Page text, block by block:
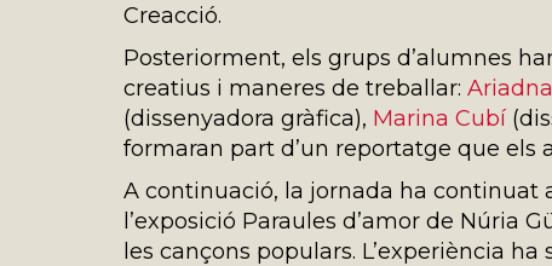
Creacció.
Posteriorment, els grups d’alumnes
creatius i maneres de treballar:
(dissenyadora gràfica), Marina Cubí
formaran part d’un reportatge que els
A continuació, la jornada ha continuat
l’exposició Paraules d’amor de Núria
les cançons populars. L’experiència